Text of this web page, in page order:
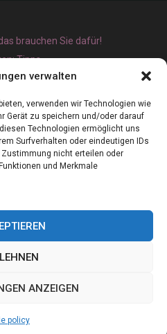
verwalten
verwenden wir Technologien wie
Gerät zu speichern und/oder darauf
Technologien ermöglicht uns
Surfverhalten oder eindeutigen IDs
Zustimmung nicht erteilen oder
und Merkmale
ANZEIGEN
policy
brauchen Sie dafür!
Tipps